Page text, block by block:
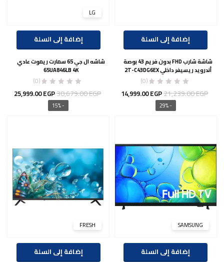
إضافة إلى السلة
شاشة شارب FHD بدون فريم 43 بوصة
أندرويد ريسيفر داخلي 2T-C43DG6EX
(0)
21,239.00EGP
السعر
الأصلي
14,999.00EGP
السعر
- 29%
LG
إضافة إلى السلة
شاشه ال جي 65 سمارت ريموت عادي
65UA846LB 4K
(0)
30,679.00EGP
السعر
الأصلي
25,999.00EGP
- 15%
SAMSUNG
إضافة إلى السلة
FRESH
إضافة إلى السلة